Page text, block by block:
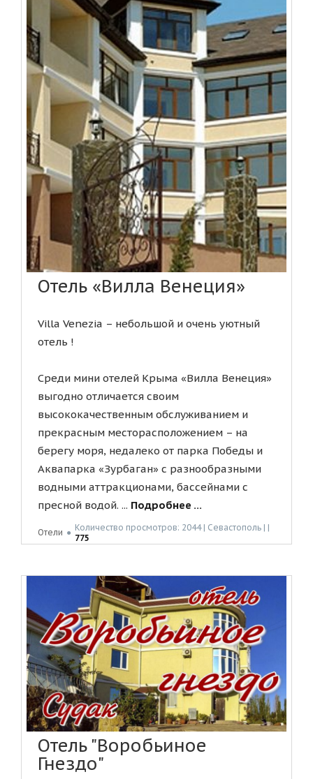
Отель «Вилла Венеция»
Villa Venezia – небольшой и очень уютный
отель !
Среди мини отелей Крыма «Вилла Венеция»
выгодно отличается своим
высококачественным обслуживанием и
прекрасным месторасположением – на
берегу моря, недалеко от парка Победы и
Аквапарка «Зурбаган» с разнообразными
водными аттракционами, бассейнами с
пресной водой. ... Подробнее ...
Отели ● Количество просмотров: 2044 | Севастополь | |
775
Отель "Воробьиное
Гнездо"